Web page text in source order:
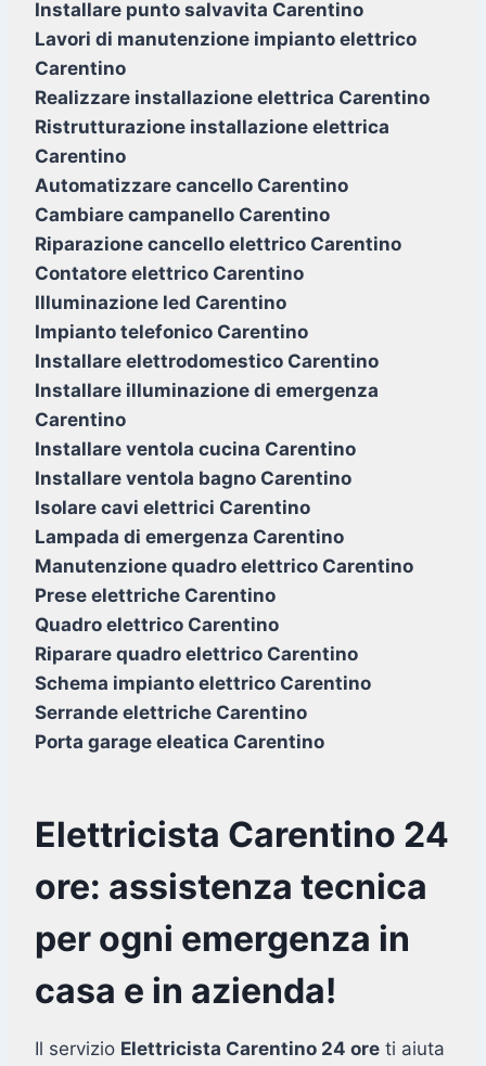
Installare punto salvavita Carentino
Lavori di manutenzione impianto elettrico
Carentino
Realizzare installazione elettrica Carentino
Ristrutturazione installazione elettrica
Carentino
Automatizzare cancello Carentino
Cambiare campanello Carentino
Riparazione cancello elettrico Carentino
Contatore elettrico Carentino
Illuminazione led Carentino
Impianto telefonico Carentino
Installare elettrodomestico Carentino
Installare illuminazione di emergenza
Carentino
Installare ventola cucina Carentino
Installare ventola bagno Carentino
Isolare cavi elettrici Carentino
Lampada di emergenza Carentino
Manutenzione quadro elettrico Carentino
Prese elettriche Carentino
Quadro elettrico Carentino
Riparare quadro elettrico Carentino
Schema impianto elettrico Carentino
Serrande elettriche Carentino
Porta garage eleatica Carentino
Elettricista Carentino 24
ore: assistenza tecnica
per ogni emergenza in
casa e in azienda!
Il servizio Elettricista Carentino 24 ore ti aiuta